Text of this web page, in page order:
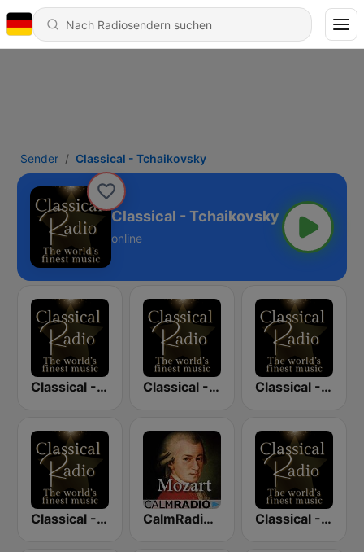
Sender Classical - Tchaikovsky
Classical - Tchaikovsky
online
Classical - Beethoven Classical - Mozart Classical - JS Bach
Classical - Chopin CalmRadio.com - Mozart Classical - Vivaldi